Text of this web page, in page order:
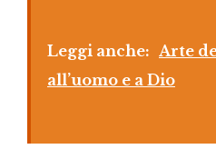
Leggi anche: Arte
all’uomo e a Dio